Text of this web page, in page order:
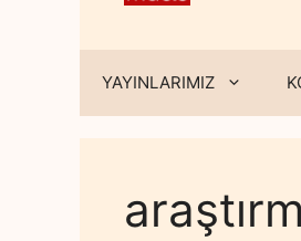
YAYINLARIMIZ